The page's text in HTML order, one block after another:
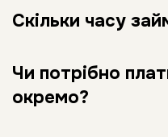
Скільки часу
Чи потрібно
окремо?